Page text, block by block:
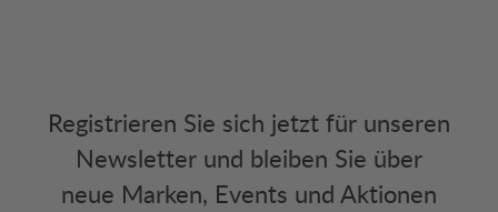
Registrieren Sie sich jetzt für unseren
Newsletter und bleiben Sie über
neue Marken, Events und Aktionen